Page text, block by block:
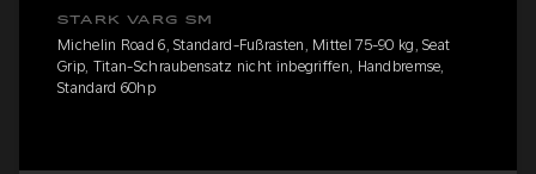
STARK VARG SM
Michelin Road 6, Standard-Fußrasten, Mittel 75-90 kg, Seat
Grip, Titan-Schraubensatz nicht inbegriffen, Handbremse,
Standard 60hp